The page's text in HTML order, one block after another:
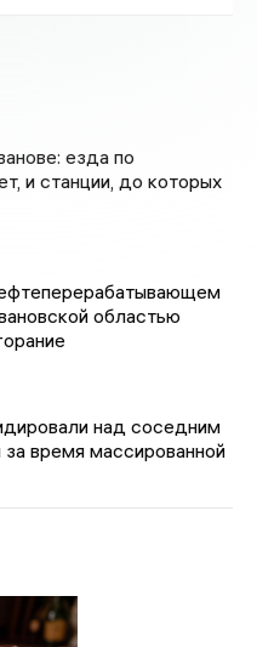
езда по
и станции, до которых
областью
над соседним
время массированной